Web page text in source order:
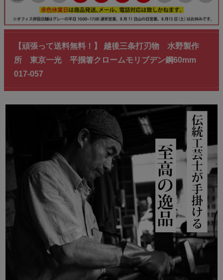
【頑張って送料無料！】 越後三条打刃物 水野製作
所 東京一光 平掴箸クロームモリブデン鋼60mm
017-057